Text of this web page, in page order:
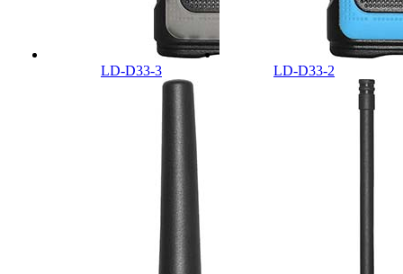
LD-D33-3 LD-D33-2